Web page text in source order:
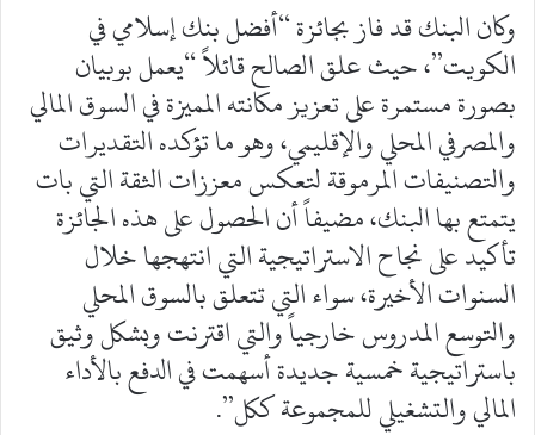
وكان البنك قد فاز بجائزة “أفضل بنك إسلامي في
الكويت”، حيث علق الصالح قائلاً “يعمل بوبيان
بصورة مستمرة على تعزيز مكانته المميزة في السوق المالي
والمصرفي المحلي والإقليمي، وهو ما تؤكده التقديرات
والتصنيفات المرموقة لتعكس معززات الثقة التي بات
يتمتع بها البنك، مضيفاً أن الحصول على هذه الجائزة
تأكيد على نجاح الاستراتيجية التي انتهجها خلال
السنوات الأخيرة، سواء التي تتعلق بالسوق المحلي
والتوسع المدروس خارجياً والتي اقترنت وبشكل وثيق
باستراتيجية خمسية جديدة أسهمت في الدفع بالأداء
المالي والتشغيلي للمجموعة ككل”.